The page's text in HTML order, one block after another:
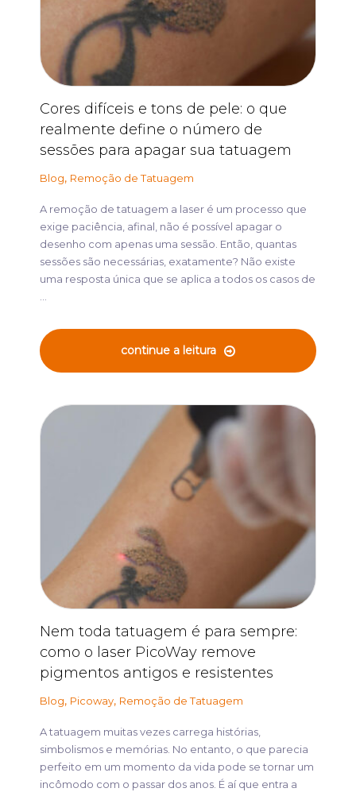
Cores difíceis e tons de pele: o que
realmente define o número de
sessões para apagar sua tatuagem
Blog, Remoção de Tatuagem
A remoção de tatuagem a laser é um processo que
exige paciência, afinal, não é possível apagar o
desenho com apenas uma sessão. Então, quantas
sessões são necessárias, exatamente? Não existe
uma resposta única que se aplica a todos os casos de
continue a leitura
Nem toda tatuagem é para sempre:
como o laser PicoWay remove
pigmentos antigos e resistentes
Blog, Picoway, Remoção de Tatuagem
A tatuagem muitas vezes carrega histórias,
simbolismos e memórias. No entanto, o que parecia
perfeito em um momento da vida pode se tornar um
incômodo com o passar dos anos. É aí que entra a